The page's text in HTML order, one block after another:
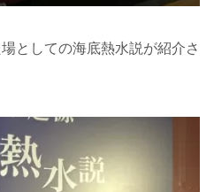
としての海底熱水説が紹介さ